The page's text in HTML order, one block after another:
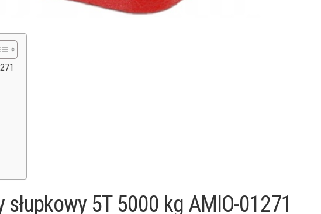
5T 5000 kg AMIO-01271